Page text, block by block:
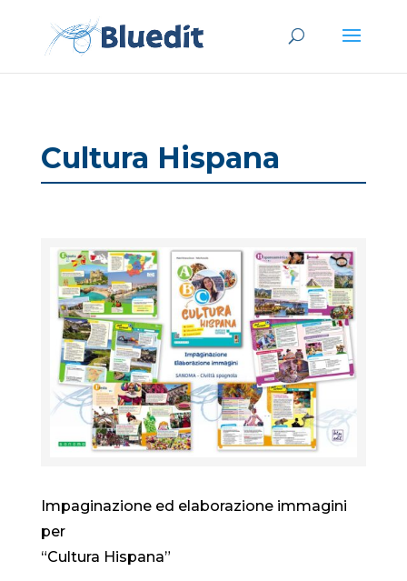
Cultura Hispana
Impaginazione ed elaborazione immagini
per
“Cultura Hispana”